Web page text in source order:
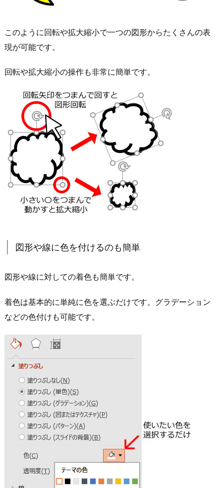
このように回転や拡大縮小で一つの図形からたくさんの表
現が可能です。
回転や拡大縮小の操作も非常に簡単です。
図形や線に色を付けるのも簡単
図形や線に対しての着色も簡単です。
着色は基本的に単純に色を選ぶだけです。グラデーション
などの色付けも可能です。